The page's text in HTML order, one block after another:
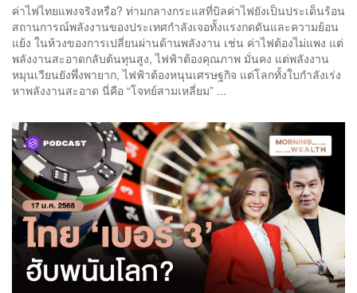
ค่าไฟไทยแพงจริงหรือ? ท่ามกลางกระแสที่บิลค่าไฟยังเป็นประเด็นร้อน
สถานการณ์พลังงานของประเทศกำลังเจอทั้งแรงกดดันและความย้อน
แย้ง ในห้วงของการเปลี่ยนผ่านด้านพลังงาน เช่น ค่าไฟต้องไม่แพง แต่
พลังงานสะอาดกลับต้นทุนสูง, ไฟฟ้าต้องคุณภาพ มั่นคง แต่พลังงาน
หมุนเวียนยังพึ่งพายาก, ไฟฟ้าต้องหนุนเศรษฐกิจ แต่โลกทั้งใบกำลังเร่ง
หาพลังงานสะอาด นี่คือ “โจทย์สามเหลี่ยม” ...